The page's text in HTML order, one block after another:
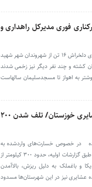
فوری مدیرکل راهداری و
راوی جنوب| هشتم شهریور ماه ۱۴۰۱ در سانحه ای دلخراش ۱۶ تن از شهروندان شهر شهید
کشته و چند نفر دیگر نیز زخمی شدند
به اهواز تا مسجدسلیمان سالهاست
خسارت سیل به ۳۰۰ کیلومتر راه عشایری خوزستان/ تلف شدن ۲۰۰
در خصوص خسارت‌های واردشده به
عشایر استان در پی بارندگی‌های اخیر اظهار کرد: طبق گزارشات اولیه، حدود ۳۰۰ کیلومتر از
و باغملک به دلیل ریزش، بالاآمدن
و آبردگی دچار خسارت شده‌اند و ۱۵ جاده عشایری نیز در این شهرستان‌ها مسدود